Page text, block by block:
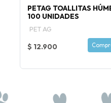
PETAG TOALLITAS
100 UNIDADES
PET AG
$ 12.900